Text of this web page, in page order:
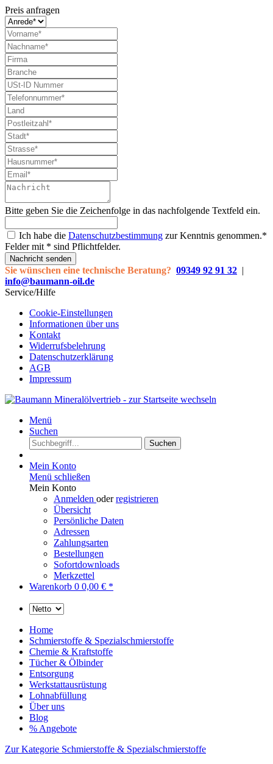
Preis anfragen
Bitte geben Sie die Zeichenfolge in das nachfolgende Textfeld ein.
Ich habe die Datenschutzbestimmung zur Kenntnis genommen.*
Felder mit * sind Pflichtfelder.
Nachricht senden
Sie wünschen eine technische Beratung? 09349 92 91 32 |
info@baumann-oil.de
Service/Hilfe
Cookie-Einstellungen
Informationen über uns
Kontakt
Widerrufsbelehrung
Datenschutzerklärung
AGB
Impressum
Menü
Suchen
Suchen
Mein Konto
Menü schließen
Mein Konto
Anmelden oderregistrieren
Übersicht
Persönliche Daten
Adressen
Zahlungsarten
Bestellungen
Sofortdownloads
Merkzettel
Warenkorb 0 0,00 € *
Home
Schmierstoffe & Spezialschmierstoffe
Chemie & Kraftstoffe
Tücher & Ölbinder
Entsorgung
Werkstattausrüstung
Lohnabfüllung
Über uns
Blog
% Angebote
Zur Kategorie Schmierstoffe & Spezialschmierstoffe